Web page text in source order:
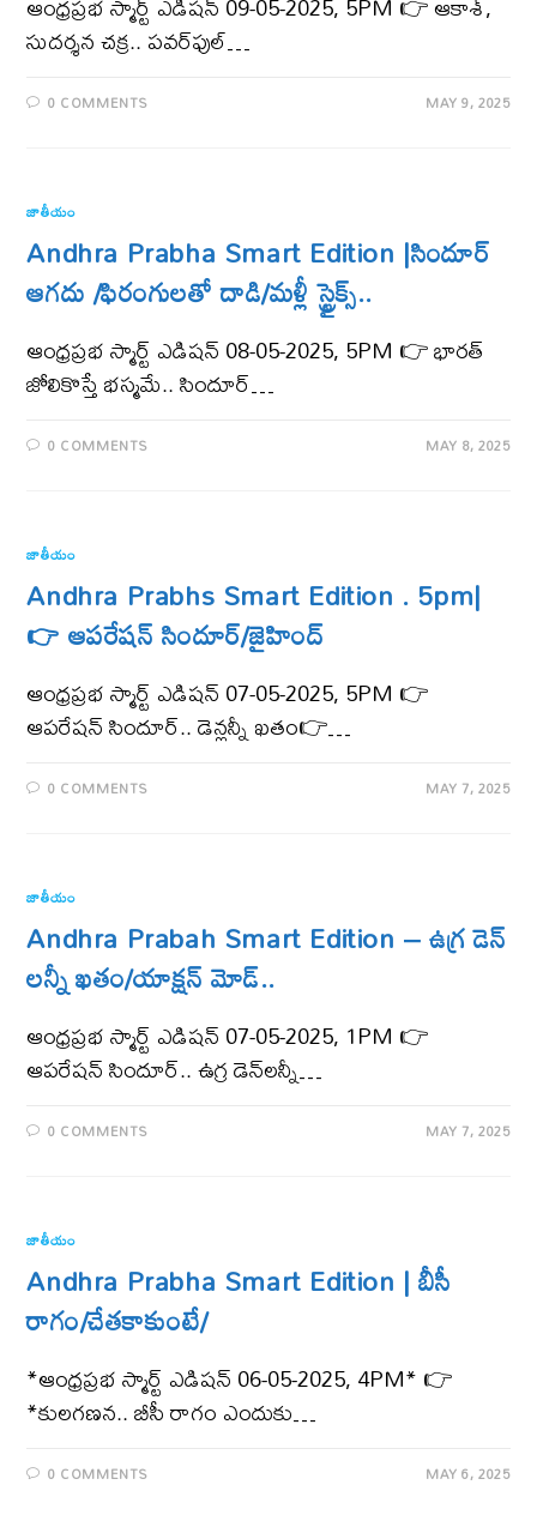
సుదర్శన చక్ర.. పవర్​ఫుల్​…
0 COMMENTS MAY 9, 2025
జాతీయం
Andhra Prabha Smart Edition |సిందూర్​
ఆగదు /ఫిరంగులతో దాడి/మళ్లీ స్ట్రైక్స్..​
ఆంధ్ర‌ప్ర‌భ స్మార్ట్ ఎడిష‌న్ 08-05-2025, 5PM 👉 భారత్​
జోలికొస్తే భస్మమే.. సిందూర్​…
0 COMMENTS MAY 8, 2025
జాతీయం
Andhra Prabhs Smart Edition . 5pm|
👉 ఆపరేషన్ సిందూర్/జైహింద్
ఆంధ్ర‌ప్ర‌భ స్మార్ట్ ఎడిష‌న్ 07-05-2025, 5PM 👉
ఆపరేషన్ సిందూర్.. డెన్లన్నీ ఖతం👉…
0 COMMENTS MAY 7, 2025
జాతీయం
Andhra Prabah Smart Edition – ఉగ్ర డెన్​
లన్నీ ఖతం/యాక్షన్​ మోడ్​..
ఆంధ్ర‌ప్ర‌భ స్మార్ట్ ఎడిష‌న్ 07-05-2025, 1PM 👉
ఆపరేషన్​ సిందూర్​.. ఉగ్ర డెన్​లన్నీ…
0 COMMENTS MAY 7, 2025
జాతీయం
Andhra Prabha Smart Edition | బీసీ
రాగం/చేతకాకుంటే/
*ఆంధ్ర‌ప్ర‌భ స్మార్ట్ ఎడిష‌న్ 06-05-2025, 4PM* 👉
*కులగణన.. బీసీ రాగం ఎందుకు…
0 COMMENTS MAY 6, 2025